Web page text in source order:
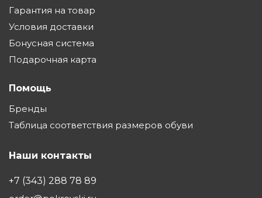
Гарантия на товар
Условия доставки
Бонусная система
Подарочная карта
Помощь
Бренды
Таблица соответствия размеров обуви
Наши контакты
+7 (343) 288 78 89